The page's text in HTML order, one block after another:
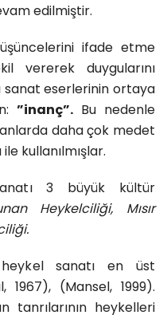
edilmiştir.
ifade etme
vererek duygularını
sanat eserlerinin ortaya
”inanç”.Bu nedenle
daha çok medet
kullanılmışlar.
3 büyük kültür
Heykelciliği, Mısır
sanatı en üst
1967), (Mansel, 1999).
heykelleri